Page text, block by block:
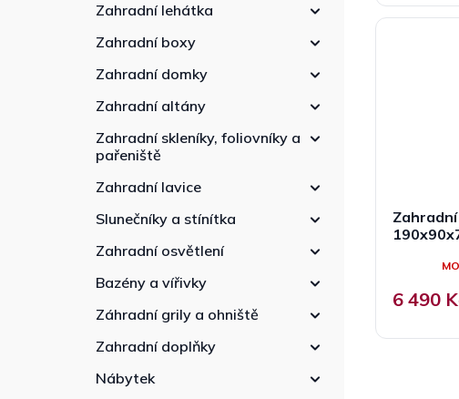
Zahradní lehátka
Zahradní boxy
Zahradní domky
Zahradní altány
Zahradní skleníky, foliovníky a
pařeniště
Zahradní lavice
Slunečníky a stínítka
Zahradní osvětlení
Bazény a vířivky
Záhradní grily a ohniště
Zahradní doplňky
Nábytek
6 490